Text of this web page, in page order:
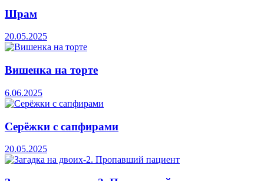
Шрам
20.05.2025
Вишенка на торте
6.06.2025
Серёжки с сапфирами
20.05.2025